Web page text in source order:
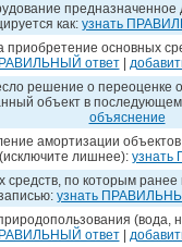
предназначенное
как: узнать
приобретение основных
ответ|
решение о переоценке
объект в
объяснение
амортизации
лишнее):
средств, по которым
узнать
(вода,
ответ|